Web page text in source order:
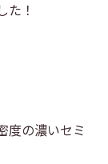
た！
度の濃いセミ